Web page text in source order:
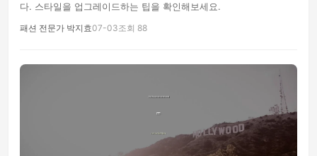
lifestyle
다. 스타일을 업그레이드하는 팁을 확인해보세요.
패션 전문가 박지효07-03조회 88